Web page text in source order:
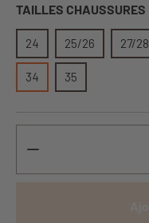
TAILLES CHAUSSURES
24 25/26 27/28
34 35